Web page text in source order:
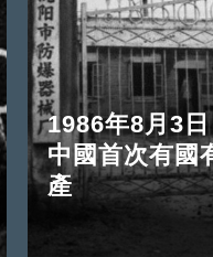
1986年8月3日
中國首次有國
產